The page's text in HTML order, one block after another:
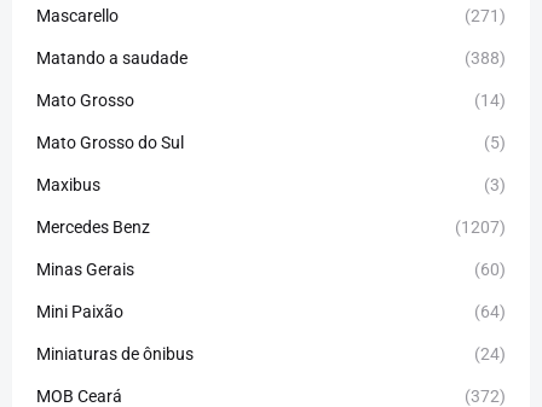
Mascarello (271)
Matando a saudade (388)
Mato Grosso (14)
Mato Grosso do Sul (5)
Maxibus (3)
Mercedes Benz (1207)
Minas Gerais (60)
Mini Paixão (64)
Miniaturas de ônibus (24)
MOB Ceará (372)